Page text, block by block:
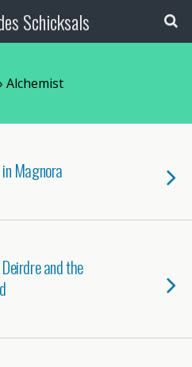
Schicksals
Alchemist
Magnora
and the